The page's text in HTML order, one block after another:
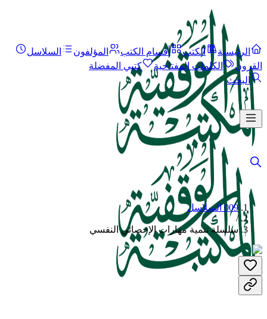
الرئيسية الكتب أقسام الكتب المؤلفون
السلاسل
القرون
الكلمات المفتاحية
كتبي المفضلة
البحث
009 السلاسل
/
سلسلة تنمية مهارات الإخصائي النفسي